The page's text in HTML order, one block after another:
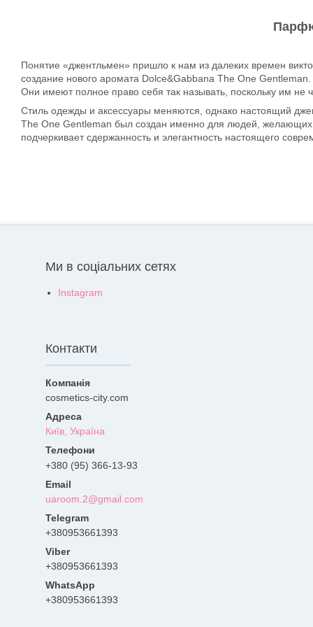
Понятие «джентльмен» пришло к нам из далеких времен
создание нового аромата Dolce&Gabbana The One
Они имеют полное право себя так называть, поскольку им не
Стиль одежды и аксессуары меняются, однако настоящий
The One Gentleman был создан именно для людей, желающих
подчеркивает сдержанность и элегантность настоящего
Ми в соціальних сетях
Instagram
Контакти
cosmetics-city.com
Київ, Україна
+380 (95) 366-13-93
uaroom.2@gmail.com
+380953661393
+380953661393
+380953661393